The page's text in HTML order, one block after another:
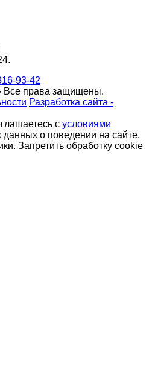
93-42
Все права защищены.
Разработка сайта -
с условиями
о поведении на сайте,
Запретить обработку cookie